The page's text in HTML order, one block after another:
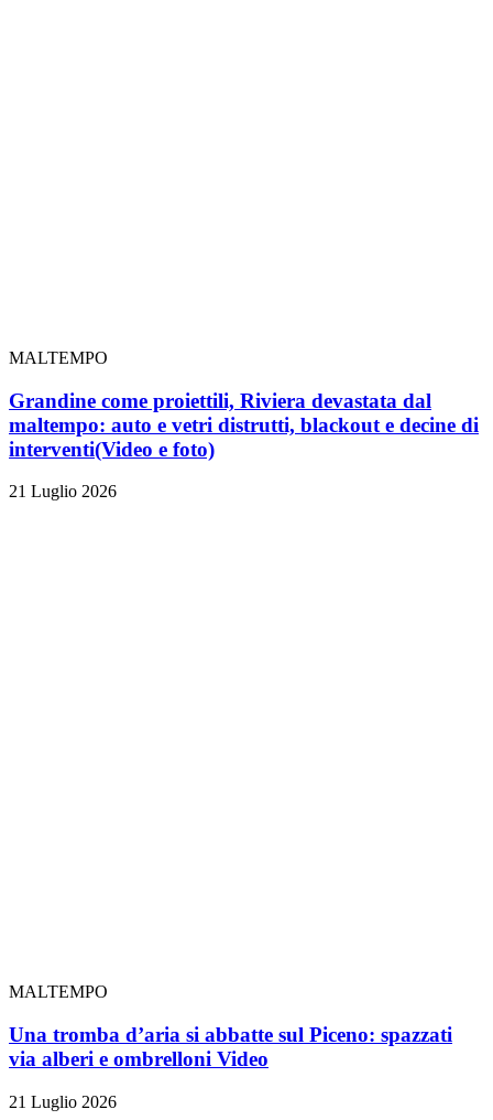
MALTEMPO
Grandine come proiettili, Riviera devastata dal
maltempo: auto e vetri distrutti, blackout e decine di
interventi(Video e foto)
21 Luglio 2026
MALTEMPO
Una tromba d’aria si abbatte sul Piceno: spazzati
via alberi e ombrelloni Video
21 Luglio 2026